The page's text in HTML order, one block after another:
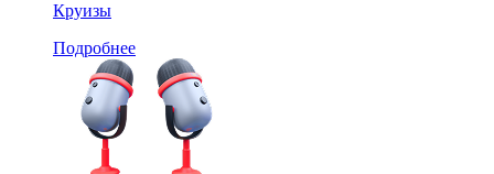
Круизы
Подробнее